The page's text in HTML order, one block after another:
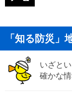
「知る防災」
いざと
確かな